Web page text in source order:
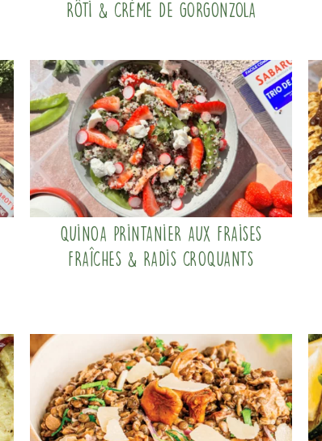
rôti & crème de gorgonzola
Quinoa printanier aux fraises
fraîches & radis croquants